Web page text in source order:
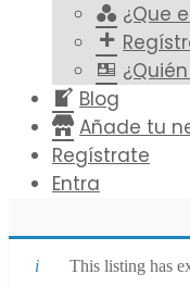
¿Que
Blog
Añade tu
Regístrate
Entra
This listing has